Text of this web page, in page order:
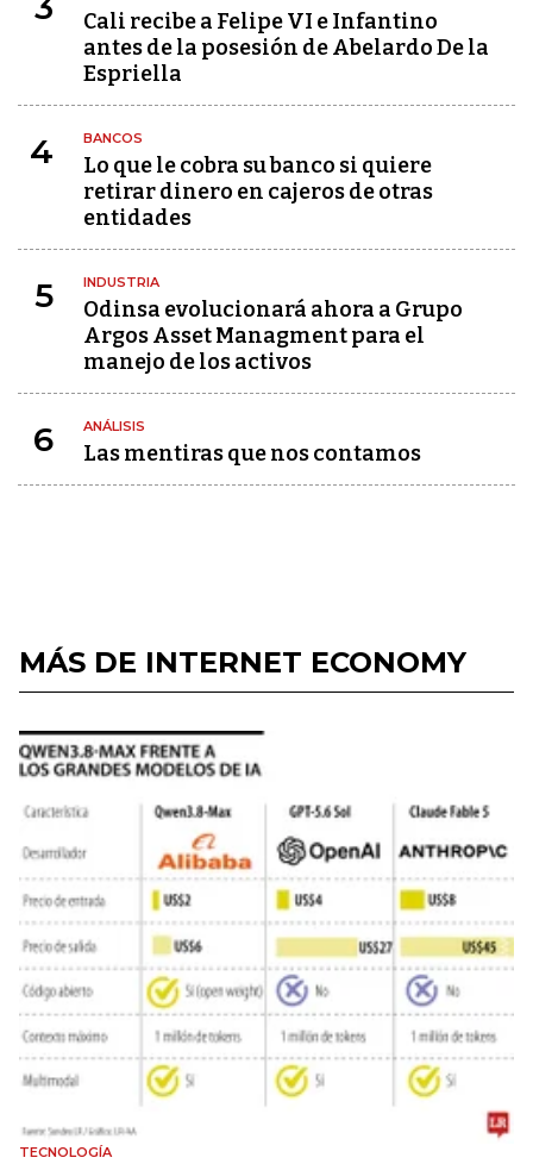
Cali recibe a Felipe VI e Infantino
antes de la posesión de Abelardo De la
Espriella
4 BANCOS
Lo que le cobra su banco si quiere
retirar dinero en cajeros de otras
entidades
5 INDUSTRIA
Odinsa evolucionará ahora a Grupo
Argos Asset Managment para el
manejo de los activos
6 ANÁLISIS
Las mentiras que nos contamos
MÁS DE INTERNET ECONOMY
TECNOLOGÍA